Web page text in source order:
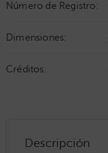
Número de Registro:
Dimensiones:
Créditos:
Descripción